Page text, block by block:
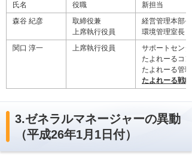
氏名 役職
新担当
森谷 紀彦
取締役兼
上席執行役員
経営管理本部長
環境管理室長
関口 淳一
上席執行役員
サポートセンタ
たよれーるコ
たよれーる管理
たよれーる戦略
3.ゼネラルマネージャーの異動
（平成26年1月1日付）